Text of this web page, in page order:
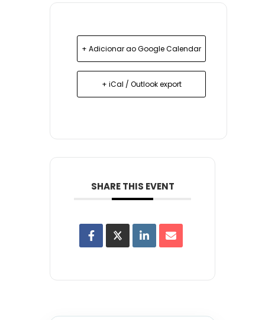
+ Adicionar ao Google Calendar
+ iCal / Outlook export
SHARE THIS EVENT